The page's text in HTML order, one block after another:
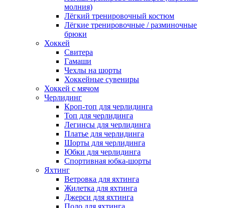
молния)
Лёгкий тренировочный костюм
Лёгкие тренировочные / разминочные
брюки
Хоккей
Свитера
Гамаши
Чехлы на шорты
Хоккейные сувениры
Хоккей с мячом
Черлидинг
Кроп-топ для черлидинга
Топ для черлидинга
Легинсы для черлидинга
Платье для черлидинга
Шорты для черлидинга
Юбки для черлидинга
Спортивная юбка-шорты
Яхтинг
Ветровка для яхтинга
Жилетка для яхтинга
Джерси для яхтинга